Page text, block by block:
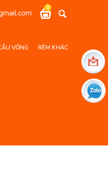
0
VỒNG RÈM KHÁC